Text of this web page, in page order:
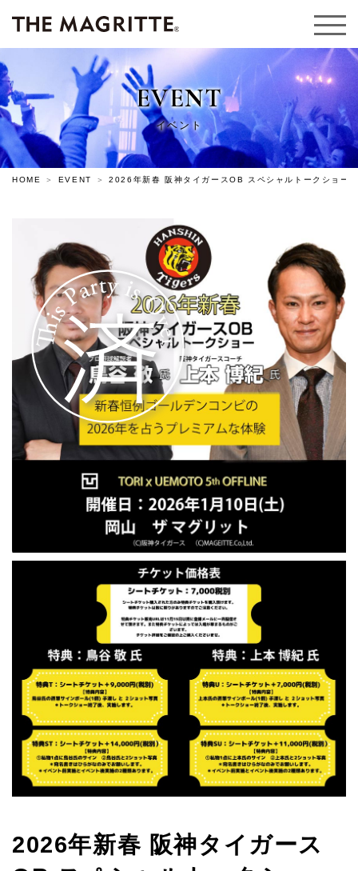
EVENT
イベント
HOME EVENT 2026年新春 阪神タイガースOB スペシャルトークショー
2026年新春 阪神タイガース